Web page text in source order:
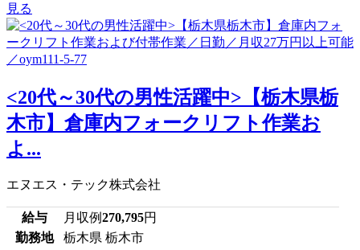
見る
<20代～30代の男性活躍中>【栃木県栃
木市】倉庫内フォークリフト作業お
よ...
エヌエス・テック株式会社
給与 月収例270,795円
勤務地
栃木県 栃木市